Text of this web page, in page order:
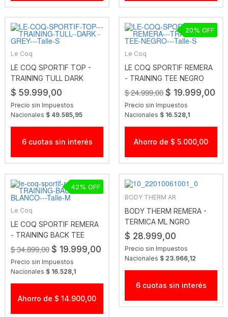
Le Coq
LE COQ SPORTIF TOP -
TRAINING TULL DARK
GREY
$ 59.999,00
Precio sin Impuestos
Nacionales $ 49.585,95
6 cuotas sin interés
Le Coq
LE COQ SPORTIF REMERA
- TRAINING TEE NEGRO
$ 24.999,00 $ 19.999,00
Precio sin Impuestos
Nacionales $ 16.528,1
20
Ahorro de $ 5.000,00
Le Coq
LE COQ SPORTIF REMERA
- TRAINING BACK TEE
BLANCO
$ 34.899,00 $ 19.999,00
Precio sin Impuestos
Nacionales $ 16.528,1
42
Ahorro de $ 14.900,00
BODY THERM AR
BODY THERM REMERA -
TERMICA ML NGRO
$ 28.999,00
Precio sin Impuestos
Nacionales $ 23.966,12
6 cuotas sin interés